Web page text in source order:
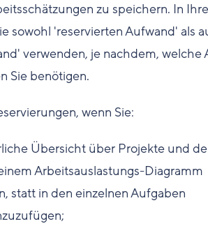
zu speichern. In
sowohl 'reservierten Aufwand' als
verwenden, je nachdem, welche
Sie benötigen.
wenn Sie:
Übersicht über Projekte und
Arbeitsauslastungs-Diagramm
statt in den einzelnen Aufgaben